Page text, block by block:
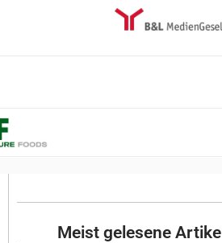
Meist gelesene Artikel